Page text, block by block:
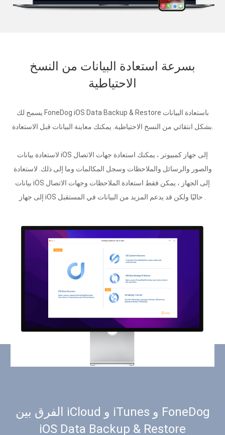
بسرعة استعادة البيانات من النسخ
الاحتياطية
يسمح لك FoneDog iOS Data Backup & Restore باستعادة البيانات
لاستعادة بيانات iOS إلى جهاز كمبيوتر ، يمكنك استعادة جهات الاتصال
والصور والرسائل والملاحظات وسجل المكالمات وما إلى ذلك. لاستعادة
بيانات iOS إلى الجهاز ، يمكن فقط استعادة الملاحظات وجهات الاتصال
الفرق بين iCloud و iTunes و FoneDog
iOS Data Backup & Restore